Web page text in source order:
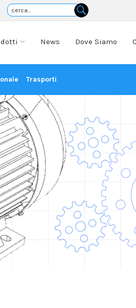
News Dove Siamo
Trasporti